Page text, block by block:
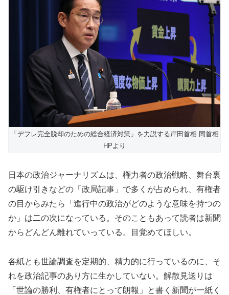
「デフレ完全脱却のための総合経済対策」を力説する岸田首相 同首相
HPより
日本の政治ジャーナリズムは、権力者の政治戦略、舞台裏
の駆け引きなどの「政局記事」で多くが占められ、有権者
の目からみたら「進行中の政治がどのような意味を持つの
か」は二の次になっている。そのこともあって読者は新聞
からどんどん離れていっている。目覚めてほしい。
各紙とも世論調査を定期的、精力的に行っているのに、そ
れを政治記事のあり方に生かしていない。解散見送りは
「世論の勝利、有権者にとって朗報」と書く新聞が一紙く